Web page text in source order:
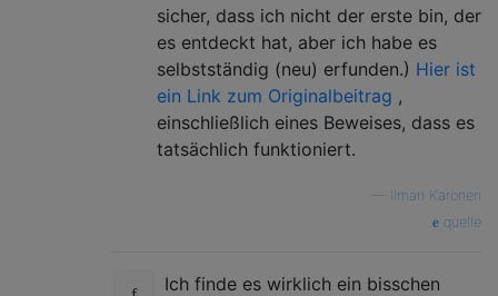
sicher, dass ich nicht der erste bin, der
es entdeckt hat, aber ich habe es
selbstständig (neu) erfunden.) Hier ist
ein Link zum Originalbeitrag ,
einschließlich eines Beweises, dass es
tatsächlich funktioniert.
Ilmari Karonen
quelle
Ich finde es wirklich ein bisschen